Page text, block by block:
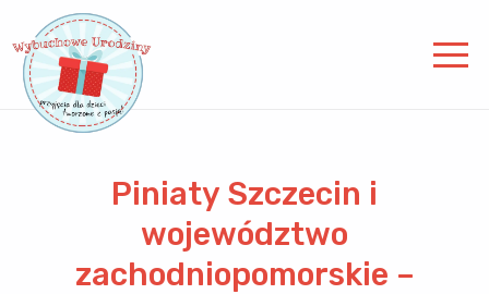
Piniaty Szczecin i
województwo
zachodniopomorskie –